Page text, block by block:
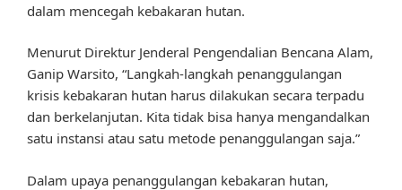
dalam mencegah kebakaran hutan.
Menurut Direktur Jenderal Pengendalian Bencana Alam,
Ganip Warsito, “Langkah-langkah penanggulangan
krisis kebakaran hutan harus dilakukan secara terpadu
dan berkelanjutan. Kita tidak bisa hanya mengandalkan
satu instansi atau satu metode penanggulangan saja.”
Dalam upaya penanggulangan kebakaran hutan,